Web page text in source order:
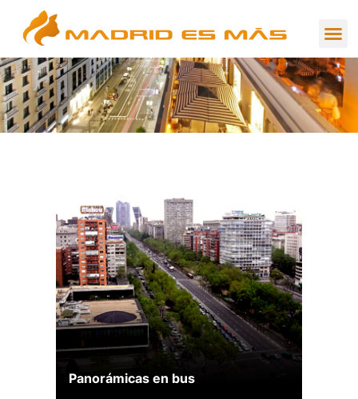
Panorámicas en bus